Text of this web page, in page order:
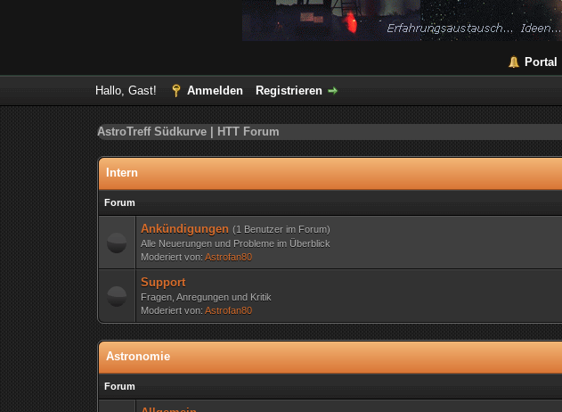
Portal
Hallo, Gast! Anmelden Registrieren
AstroTreff Südkurve | HTT Forum
Intern
Forum
Ankündigungen (1 Benutzer im Forum)
Alle Neuerungen und Probleme im Überblick
Moderiert von:Astrofan80
Support
Fragen, Anregungen und Kritik
Moderiert von:Astrofan80
Astronomie
Forum